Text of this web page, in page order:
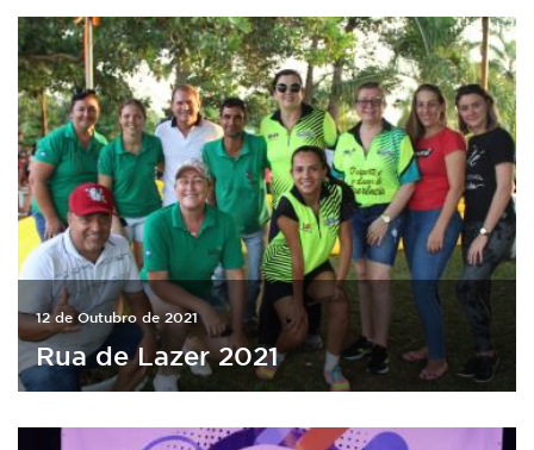
12 de Outubro de 2021
Rua de Lazer 2021